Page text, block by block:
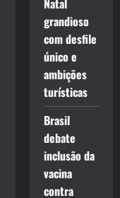
Natal
grandioso
com desfile
único e
ambições
turísticas
Brasil
debate
inclusão da
vacina
contra